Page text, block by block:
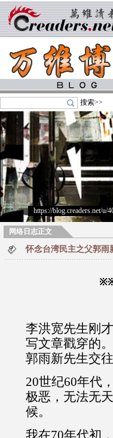
搜索>>
https://blog.creaders.net/u/
网络日志正文
怀念台湾民主之父郭雨
李洪宽先生刚
写文章戳穿的
郭雨新先生交
20世纪60年代
极恶，无法无
候。
我在70年代初